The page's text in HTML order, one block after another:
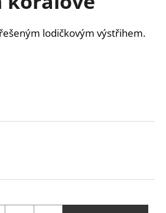
lodičkovým výstřihem.